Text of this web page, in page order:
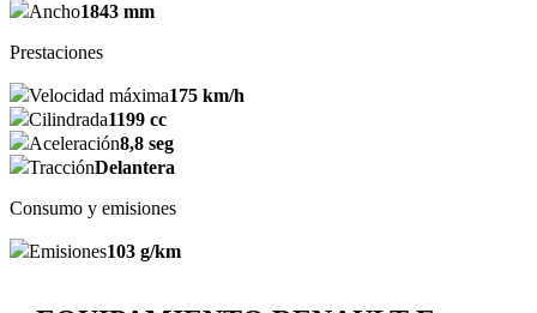
Ancho1843 mm
Prestaciones
Velocidad máxima175 km/h
Cilindrada1199 cc
Aceleración8,8 seg
TracciónDelantera
Consumo y emisiones
Emisiones103 g/km